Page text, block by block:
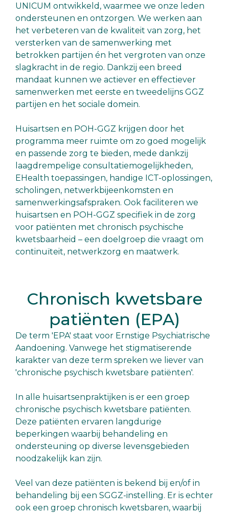
UNICUM ontwikkeld, waarmee we onze leden
ondersteunen en ontzorgen. We werken aan
het verbeteren van de kwaliteit van zorg, het
versterken van de samenwerking met
betrokken partijen én het vergroten van onze
slagkracht in de regio. Dankzij een breed
mandaat kunnen we actiever en effectiever
samenwerken met eerste en tweedelijns GGZ
partijen en het sociale domein.
Huisartsen en POH-GGZ krijgen door het
programma meer ruimte om zo goed mogelijk
en passende zorg te bieden, mede dankzij
laagdrempelige consultatiemogelijkheden,
EHealth toepassingen, handige ICT-oplossingen,
scholingen, netwerkbijeenkomsten en
samenwerkingsafspraken. Ook faciliteren we
huisartsen en POH-GGZ specifiek in de zorg
voor patiënten met chronisch psychische
kwetsbaarheid – een doelgroep die vraagt om
continuïteit, netwerkzorg en maatwerk.
Chronisch kwetsbare
patiënten (EPA)
De term 'EPA' staat voor Ernstige Psychiatrische
Aandoening. Vanwege het stigmatiserende
karakter van deze term spreken we liever van
'chronische psychisch kwetsbare patiënten'.
In alle huisartsenpraktijken is er een groep
chronische psychisch kwetsbare patiënten.
Deze patiënten ervaren langdurige
beperkingen waarbij behandeling en
ondersteuning op diverse levensgebieden
noodzakelijk kan zijn.
Veel van deze patiënten is bekend bij en/of in
behandeling bij een SGGZ-instelling. Er is echter
ook een groep chronisch kwetsbaren, waarbij